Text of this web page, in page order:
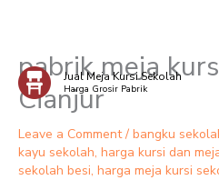
Skip
content
Jual Meja Kursi Sekolah
Harga Grosir Pabrik
pabrik meja
Cianjur
Leave a Comment / bangku
kayu sekolah, harga kursi dan
sekolah besi, harga meja kursi